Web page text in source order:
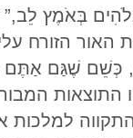
בְּאֹמֶץ לֵב,”
אם חסידי ה’
כְּשֵׁם שֶׁגַּם
אַחַת” (אל האפסים, ד’